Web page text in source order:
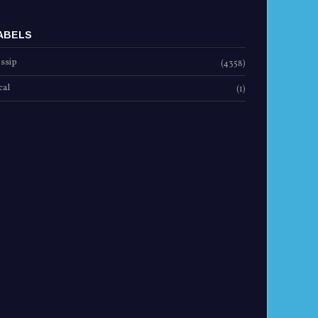
(4358)
(1)